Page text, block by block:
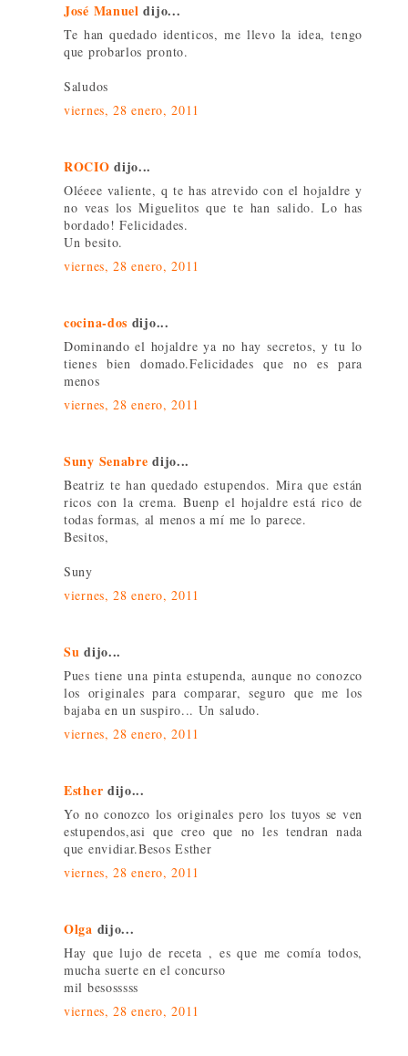
José Manuel dijo...
Te han quedado identicos, me llevo la idea, tengo
que probarlos pronto.
Saludos
viernes, 28 enero, 2011
ROCIO dijo...
Oléeee valiente, q te has atrevido con el hojaldre y
no veas los Miguelitos que te han salido. Lo has
bordado! Felicidades.
Un besito.
viernes, 28 enero, 2011
cocina-dos dijo...
Dominando el hojaldre ya no hay secretos, y tu lo
tienes bien domado.Felicidades que no es para
menos
viernes, 28 enero, 2011
Suny Senabre dijo...
Beatriz te han quedado estupendos. Mira que están
ricos con la crema. Buenp el hojaldre está rico de
todas formas, al menos a mí me lo parece.
Besitos,
Suny
viernes, 28 enero, 2011
Su dijo...
Pues tiene una pinta estupenda, aunque no conozco
los originales para comparar, seguro que me los
bajaba en un suspiro... Un saludo.
viernes, 28 enero, 2011
Esther dijo...
Yo no conozco los originales pero los tuyos se ven
estupendos,asi que creo que no les tendran nada
que envidiar.Besos Esther
viernes, 28 enero, 2011
Olga dijo...
Hay que lujo de receta , es que me comía todos,
mucha suerte en el concurso
mil besosssss
viernes, 28 enero, 2011